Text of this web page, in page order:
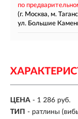
по
(г. Москва, м.
ул. Большие
ЦЕНА - 1 286 руб.
ТИП - ратлины